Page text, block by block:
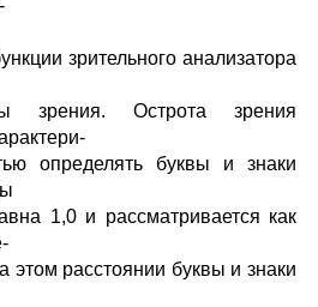
зрительного анализатора
зрения. Острота зрения
определять буквы и знаки
1,0 и рассматривается как
расстоянии буквы и знаки